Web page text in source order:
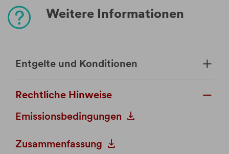
Weitere Informationen
Entgelte und Konditionen
Rechtliche Hinweise
Emissionsbedingungen
Zusammenfassung